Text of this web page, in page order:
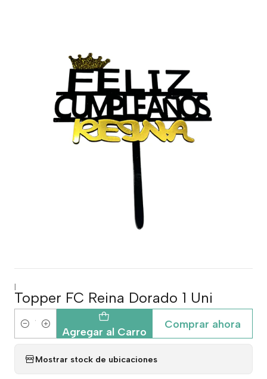
|
Topper FC Reina Dorado 1 Uni
Cantidad Agregar al Carro
Comprar ahora
Mostrar stock de ubicaciones